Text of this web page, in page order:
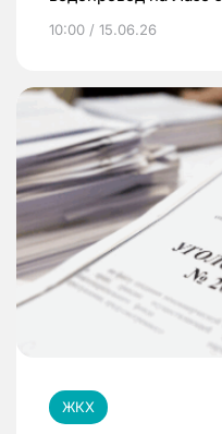
10:00 / 15.06.26
ЖКХ